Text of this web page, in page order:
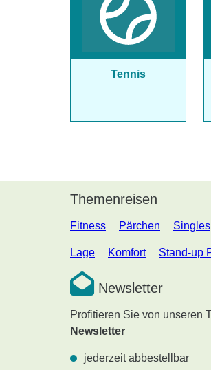
Tennis
Themenreisen
Fitness Pärchen Singles
Lage Komfort Stand-up
Newsletter
Profitieren Sie von unseren
Newsletter
jederzeit abbestellbar